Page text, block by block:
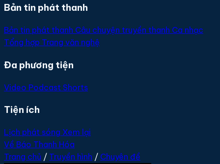
Bản tin phát thanh
Bản tin phát thanh Câu chuyện truyền thanh Ca nhạc
Tổng hợp Trang văn nghệ
Đa phương tiện
Video Podcast Shorts
Tiện ích
Lịch phát sóng Xem lại
Về Báo Thanh Hóa
Trang chủ / Truyền hình / Chuyên đề